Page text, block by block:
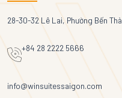
28-30-32 Lê Lai, Phường Bến
+84 28 2222 5666
info@winsuitessaigon.com